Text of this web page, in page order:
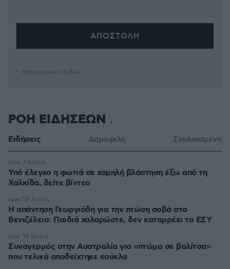
* Υποχρεωτικά πεδία
ΡΟΗ ΕΙΔΗΣΕΩΝ
Ειδήσεις Δημοφιλή Σχολιασμένα
Υπό έλεγχο η φωτιά σε χαμηλή βλάστηση έξω από τη
Χαλκίδα, δείτε βίντεο
πριν 7 λεπτά
Η απάντηση Γεωργιάδη για την πτώση σοβά στο
Βενιζέλειο: Παιδιά χαλαρώστε, δεν καταρρέει το ΕΣΥ
πριν 18 λεπτά
Συναγερμός στην Αυστραλία για «πτώμα σε βαλίτσα»
που τελικά αποδείχτηκε κούκλα
πριν 19 λεπτά